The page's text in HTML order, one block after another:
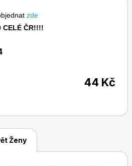
žijeme. Nechybí ani oblíbené
slavných osobností.
zde
CELÉ ČR!!!!
44 Kč
Ženy